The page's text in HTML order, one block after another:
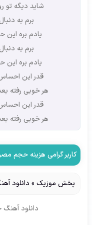
شاید دیگه تو
برم به
یادم بره
برم به
یادم بره
قدر این
هر خوبی رفته
قدر این
هر خوبی رفته
کاربر گرامی هزینه حجم
پخش موزیک » دانلود
دانلود